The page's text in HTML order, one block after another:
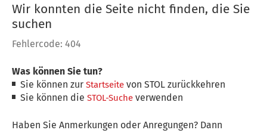
Wir konnten die Seite nicht finden, die Sie
suchen
Fehlercode: 404
Was können Sie tun?
Sie können zurStartseite von STOL zurückkehren
Sie können dieSTOL-Suche verwenden
Haben Sie Anmerkungen oder Anregungen? Dann